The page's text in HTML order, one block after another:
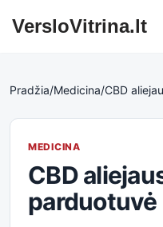
VersloVitrina.lt
Pradžia/Medicina/CBD
MEDICINA
CBD
parduotuvė